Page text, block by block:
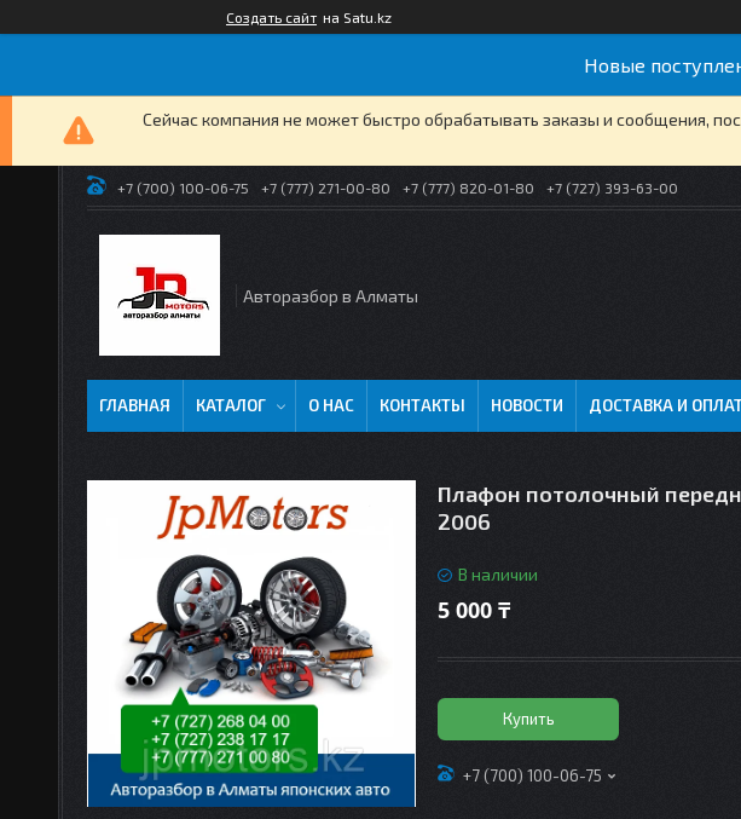
Создать сайт на Satu.kz
Новые
Сейчас компания не может быстро обрабатывать заказы и сообщения,
+7 (700) 100-06-75 +7 (777) 271-00-80 +7 (777) 820-01-80 +7 (727) 393-63-00
Авторазбор в Алматы
ГЛАВНАЯ КАТАЛОГ О НАС КОНТАКТЫ НОВОСТИ ДОСТАВКА И
Плафон потолочный
2006
В наличии
5 000 ₸
Купить
+7 (700) 100-06-75